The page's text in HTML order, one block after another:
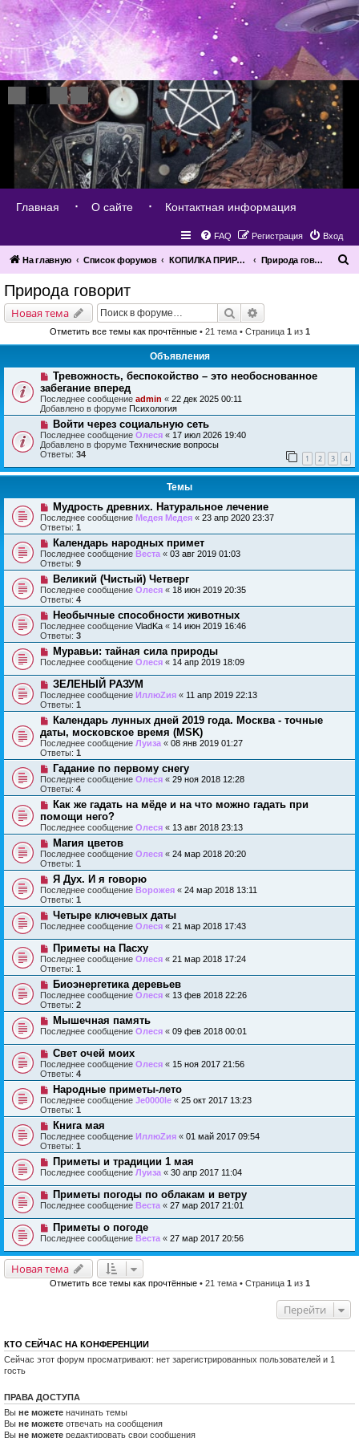
Главная О сайте Контактная информация
Вход
Регистрация
FAQ
На главную Список форумов КОПИЛКА ПРИРОДЫ Природа говорит
Природа говорит
Новая тема Поиск
Отметить все темы как прочтённые• 21 тема • Страница 1 из 1
Объявления
Тревожность, беспокойство – это необоснованное
забегание вперед
Последнее сообщение admin « 22 дек 2025 00:11
Добавлено в форуме Психология
Войти через социальную сеть
Последнее сообщение Олеся « 17 июл 2026 19:40
Добавлено в форуме Технические вопросы
Ответы: 34 1 2 3 4
Темы
Мудрость древних. Натуральное лечение
Последнее сообщение Медея Медея « 23 апр 2020 23:37
Ответы: 1
Календарь народных примет
Последнее сообщение Веста « 03 авг 2019 01:03
Ответы: 9
Великий (Чистый) Четверг
Последнее сообщение Олеся « 18 июн 2019 20:35
Ответы: 4
Необычные способности животных
Последнее сообщение VladKa « 14 июн 2019 16:46
Ответы: 3
Муравьи: тайная сила природы
Последнее сообщение Олеся « 14 апр 2019 18:09
ЗЕЛЕНЫЙ РАЗУМ
Последнее сообщение ИллюZия « 11 апр 2019 22:13
Ответы: 1
Календарь лунных дней 2019 года. Москва - точные
даты, московское время (MSK)
Последнее сообщение Луиза « 08 янв 2019 01:27
Ответы: 1
Гадание по первому снегу
Последнее сообщение Олеся « 29 ноя 2018 12:28
Ответы: 4
Как же гадать на мёде и на что можно гадать при
помощи него?
Последнее сообщение Олеся « 13 авг 2018 23:13
Магия цветов
Последнее сообщение Олеся « 24 мар 2018 20:20
Ответы: 1
Я Дух. И я говорю
Последнее сообщение Ворожея « 24 мар 2018 13:11
Ответы: 1
Четыре ключевых даты
Последнее сообщение Олеся « 21 мар 2018 17:43
Приметы на Пасху
Последнее сообщение Олеся « 21 мар 2018 17:24
Ответы: 1
Биоэнергетика деревьев
Последнее сообщение Олеся « 13 фев 2018 22:26
Ответы: 2
Мышечная память
Последнее сообщение Олеся « 09 фев 2018 00:01
Свет очей моих
Последнее сообщение Олеся « 15 ноя 2017 21:56
Ответы: 4
Народные приметы-лето
Последнее сообщение Je0000le « 25 окт 2017 13:23
Ответы: 1
Книга мая
Последнее сообщение ИллюZия « 01 май 2017 09:54
Ответы: 1
Приметы и традиции 1 мая
Последнее сообщение Луиза « 30 апр 2017 11:04
Приметы погоды по облакам и ветру
Последнее сообщение Веста « 27 мар 2017 21:01
Приметы о погоде
Последнее сообщение Веста « 27 мар 2017 20:56
Новая тема
Отметить все темы как прочтённые• 21 тема • Страница 1 из 1
Перейти
КТО СЕЙЧАС НА КОНФЕРЕНЦИИ
Сейчас этот форум просматривают: нет зарегистрированных пользователей и 1
гость
ПРАВА ДОСТУПА
Вы не можете начинать темы
Вы не можете отвечать на сообщения
Вы не можете редактировать свои сообщения